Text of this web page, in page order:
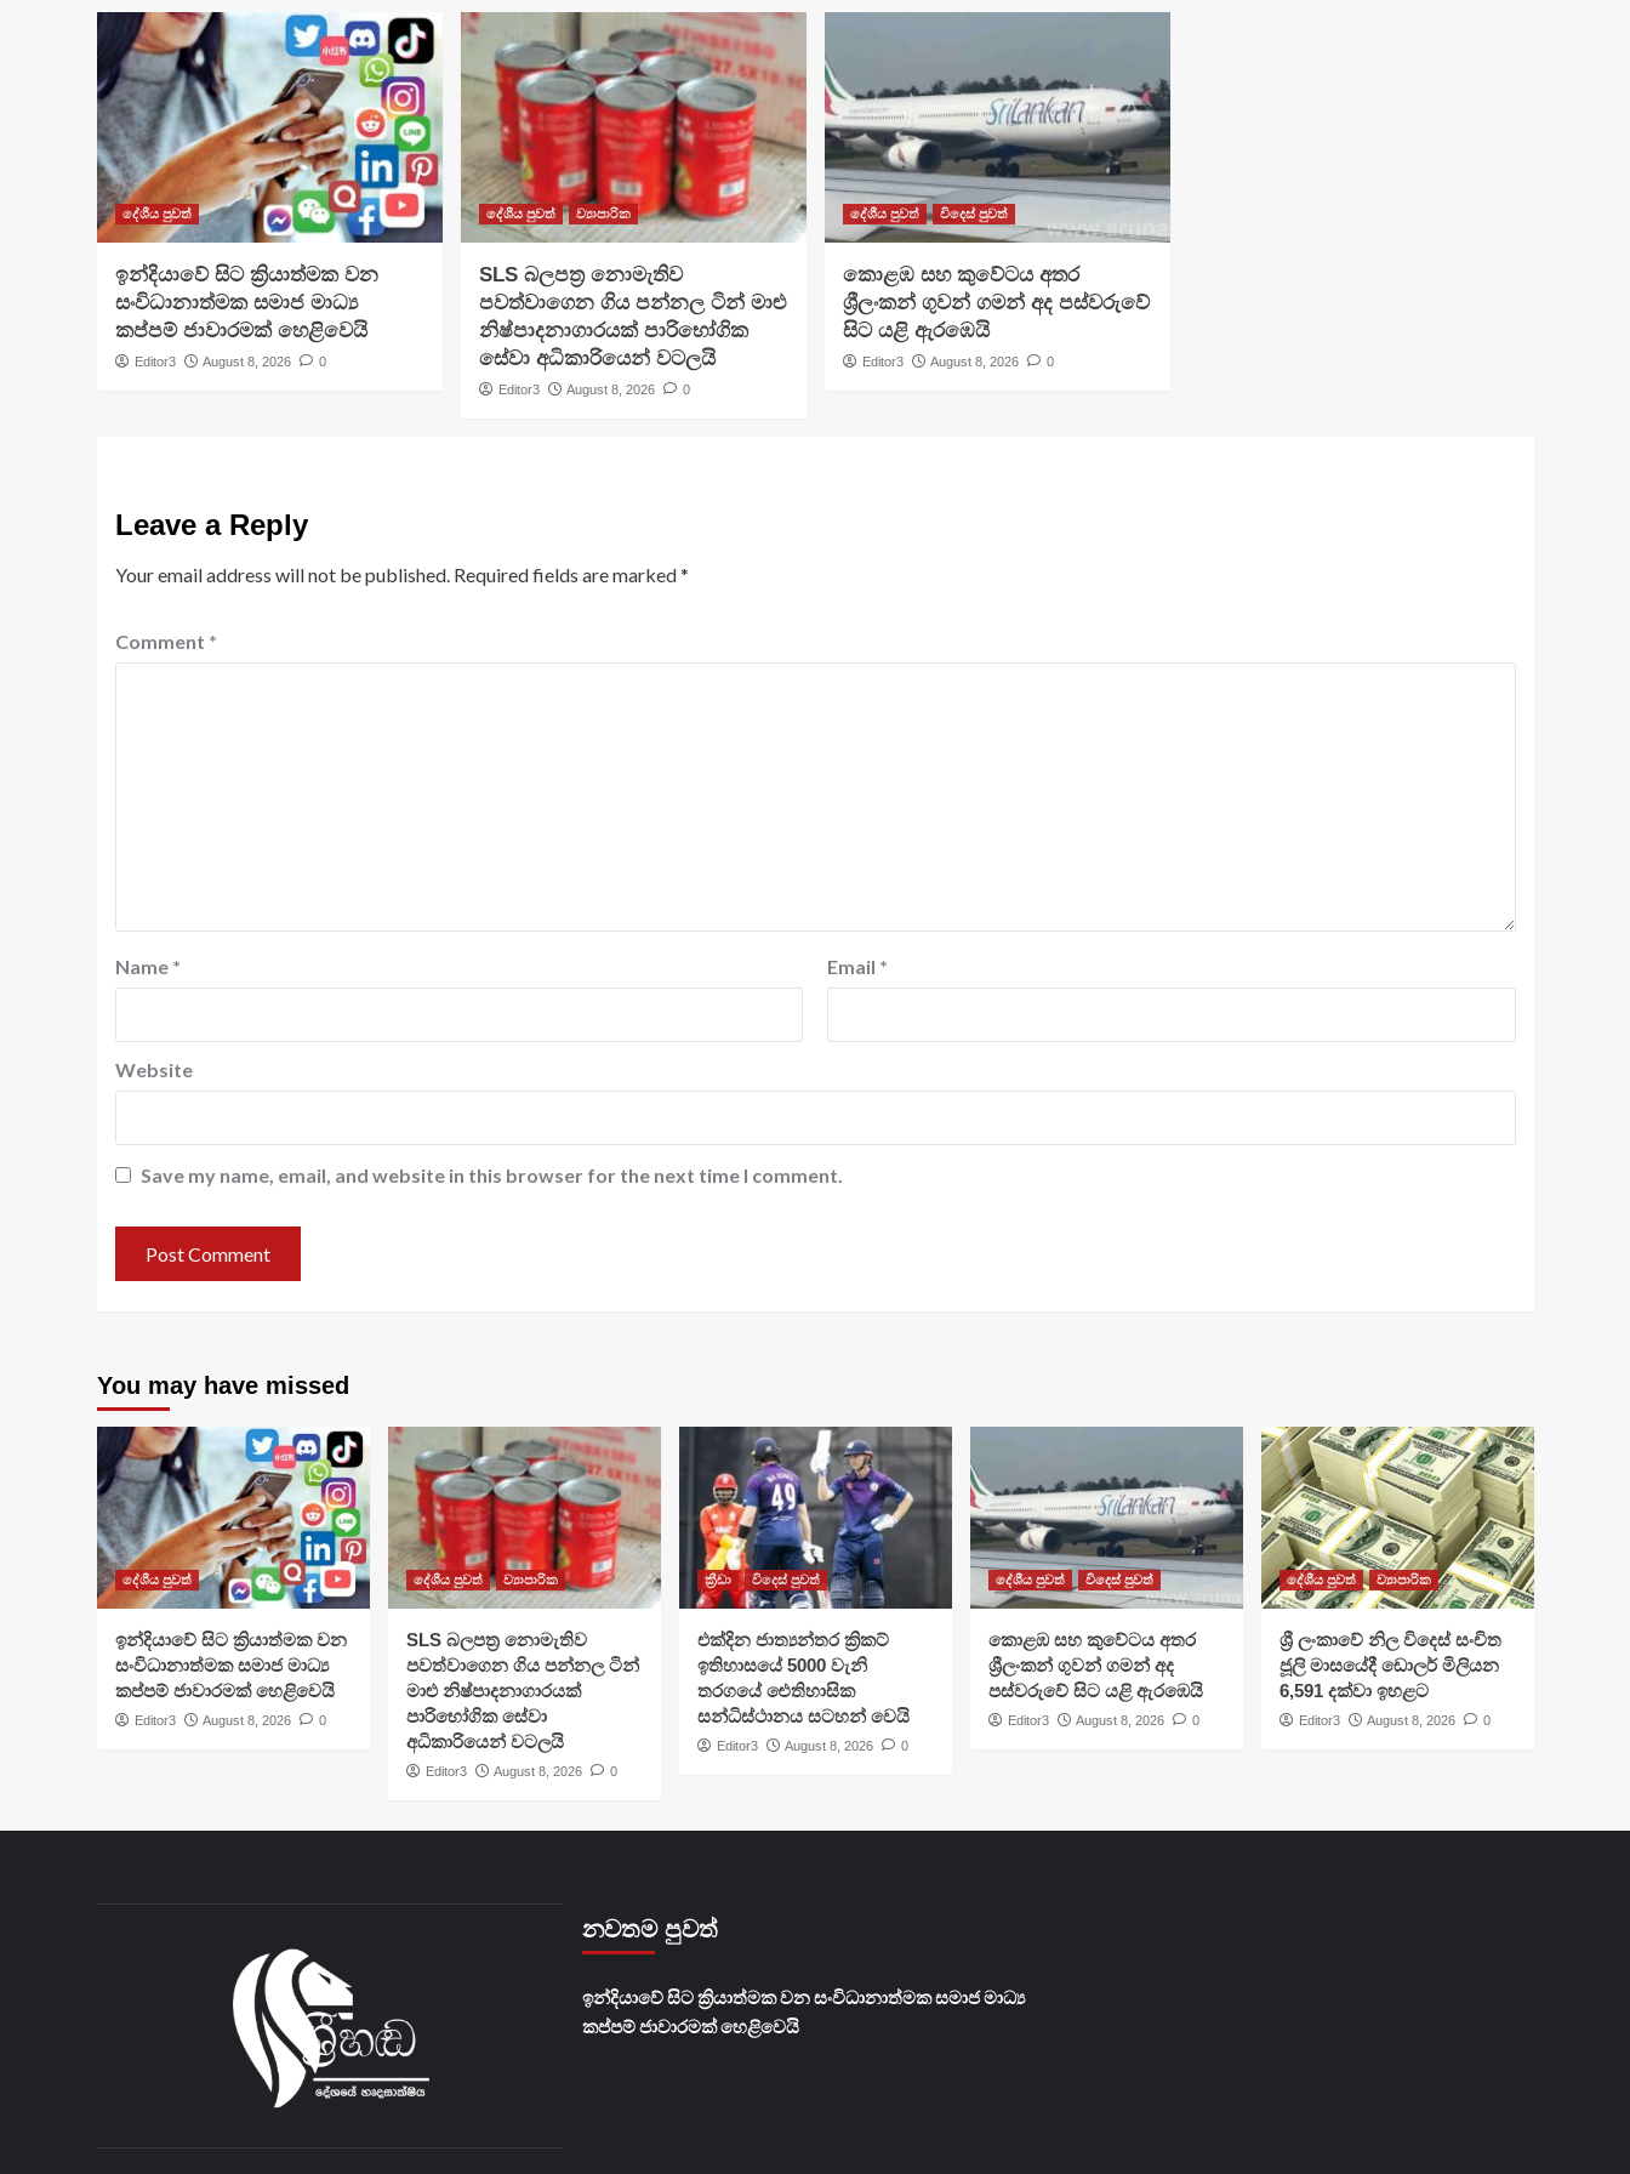
දේශීය පුවත්
​ඉන්දියාවේ සිට ක්‍රියාත්මක වන
සංවිධානාත්මක සමාජ මාධ්‍ය
කප්පම් ජාවාරමක් හෙළිවෙයි
Editor3 August 8, 2026 0
දේශීය පුවත් ව්‍යාපාරික
SLS බලපත්‍ර නොමැතිව
පවත්වාගෙන ගිය පන්නල ටින් මාළු
නිෂ්පාදනාගාරයක් පාරිභෝගික
සේවා අධිකාරියෙන් වටලයි
Editor3 August 8, 2026 0
දේශීය පුවත් විදෙස් පුවත්
​කොළඹ සහ කුවේටය අතර
ශ්‍රීලංකන් ගුවන් ගමන් අද පස්වරුවේ
සිට යළි ඇරඹෙයි
Editor3 August 8, 2026 0
Leave a Reply
Your email address will not be published. Required fields are marked*
Comment *
Name * Email *
Website
Save my name, email, and website in this browser for the next time I comment.
You may have missed
දේශීය පුවත්
​ඉන්දියාවේ සිට ක්‍රියාත්මක වන
සංවිධානාත්මක සමාජ මාධ්‍ය
කප්පම් ජාවාරමක් හෙළිවෙයි
Editor3 August 8, 2026 0
දේශීය පුවත් ව්‍යාපාරික
SLS බලපත්‍ර නොමැතිව
පවත්වාගෙන ගිය පන්නල ටින්
මාළු නිෂ්පාදනාගාරයක්
පාරිභෝගික සේවා
අධිකාරියෙන් වටලයි
Editor3 August 8, 2026 0
ක්‍රීඩා විදෙස් පුවත්
එක්දින ජාත්‍යන්තර ක්‍රිකට්
ඉතිහාසයේ 5000 වැනි
තරගයේ ඓතිහාසික
සන්ධිස්ථානය සටහන් වෙයි
Editor3 August 8, 2026 0
දේශීය පුවත් විදෙස් පුවත්
​කොළඹ සහ කුවේටය අතර
ශ්‍රීලංකන් ගුවන් ගමන් අද
පස්වරුවේ සිට යළි ඇරඹෙයි
Editor3 August 8, 2026 0
දේශීය පුවත් ව්‍යාපාරික
ශ්‍රී ලංකාවේ නිල විදෙස් සංචිත
ජූලි මාසයේදී ඩොලර් මිලියන
6,591 දක්වා ඉහළට
Editor3 August 8, 2026 0
නවතම පුවත්
​ඉන්දියාවේ සිට ක්‍රියාත්මක වන සංවිධානාත්මක සමාජ මාධ්‍ය
කප්පම් ජාවාරමක් හෙළිවෙයි